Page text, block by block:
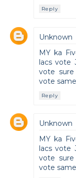
Reply
Unknown
MY ka
lacs vote
vote
vote
Reply
Unknown
MY ka
lacs vote
vote
vote